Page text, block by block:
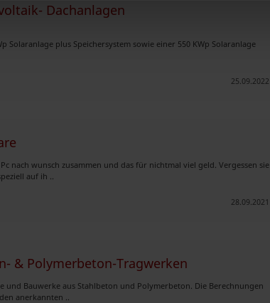
Dachanlagen
plus Speichersystem sowie einer 550 KWp Solaranlage
25.09.2022
nach wunsch zusammen und das für nichtmal viel geld. Vergessen sie
auf ih ..
28.09.2021
& Polymerbeton-Tragwerken
Bauwerke aus Stahlbeton und Polymerbeton. Die Berechnungen
anerkannten ..